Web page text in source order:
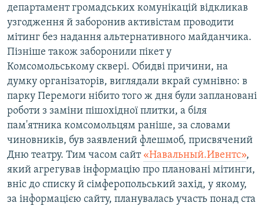
департамент громадських комунікацій відкликав
узгодження й заборонив активістам проводити
мітинг без надання альтернативного майданчика.
Пізніше також заборонили пікет у
Комсомольському сквері. Обидві причини, на
думку організаторів, виглядали вкрай сумнівно: в
парку Перемоги нібито того ж дня були заплановані
роботи з заміни пішохідної плитки, а біля
пам'ятника комсомольцям раніше, за словами
чиновників, був заявлений флешмоб, присвячений
Дню театру. Тим часом сайт «Навальный.Ивентс»,
який агрегував інформацію про плановані мітинги,
вніс до списку й сімферопольський захід, у якому,
за інформацією сайту, планувалась участь понад ста